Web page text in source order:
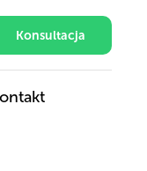
Konsultacja